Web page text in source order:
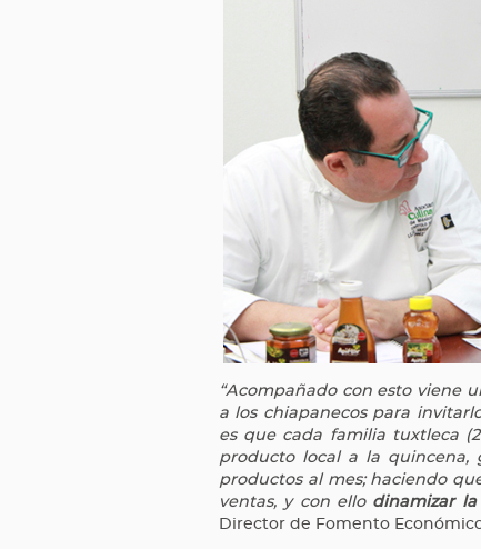
“Acompañado con esto viene
a los chiapanecos para
es que cada familia tuxtleca
producto local a la
productos al mes; haciendo
ventas, y con ello dinamizar
Director de Fomento